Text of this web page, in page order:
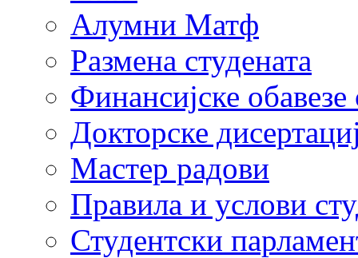
Алумни Матф
Размена студената
Финансијске обавезе
Докторске
Мастер радови
Правила и услови
Студентски